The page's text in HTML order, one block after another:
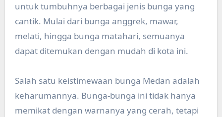
untuk tumbuhnya berbagai jenis bunga yang
cantik. Mulai dari bunga anggrek, mawar,
melati, hingga bunga matahari, semuanya
dapat ditemukan dengan mudah di kota ini.
Salah satu keistimewaan bunga Medan adalah
keharumannya. Bunga-bunga ini tidak hanya
memikat dengan warnanya yang cerah, tetapi